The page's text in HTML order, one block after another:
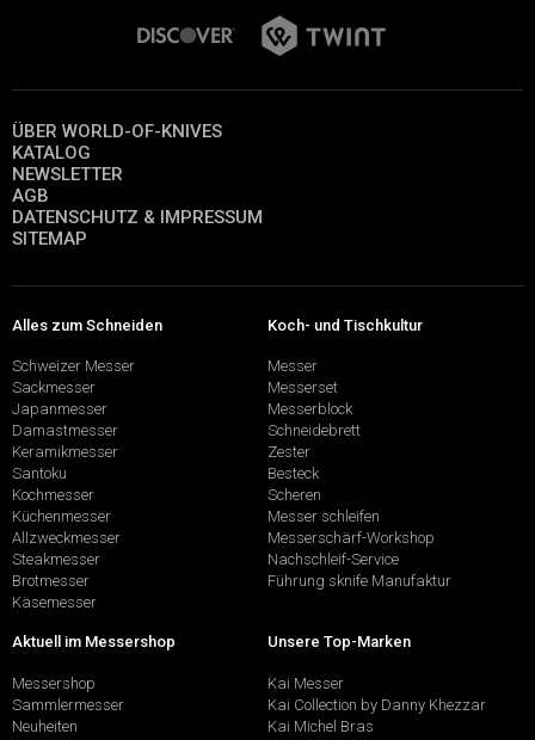
ÜBER WORLD-OF-KNIVES
KATALOG
NEWSLETTER
AGB
DATENSCHUTZ & IMPRESSUM
SITEMAP
Alles zum Schneiden
Schweizer Messer
Sackmesser
Japanmesser
Damastmesser
Keramikmesser
Santoku
Kochmesser
Küchenmesser
Allzweckmesser
Steakmesser
Brotmesser
Käsemesser
Koch- und Tischkultur
Messer
Messerset
Messerblock
Schneidebrett
Zester
Besteck
Scheren
Messer schleifen
Messerschärf-Workshop
Nachschleif-Service
Führung sknife Manufaktur
Aktuell im Messershop
Messershop
Sammlermesser
Neuheiten
Unsere Top-Marken
Kai Messer
Kai Collection by Danny Khezzar
Kai Michel Bras